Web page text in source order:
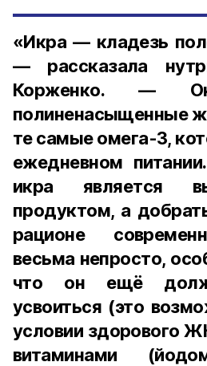
«Икра — кладезь
— рассказала
Корженко. —
полиненасыщенные
те самые омега-3,
ежедневном
икра является
продуктом, а
рационе
весьма непросто,
что он ещё
усвоиться (это
условии здорового
витаминами